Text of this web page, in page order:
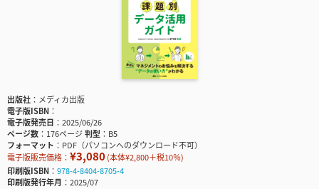
出版社
メディカ出版
電子版ISBN
電子版発売日
2025/06/26
ページ数
176ページ判型
B5
フォーマット
PDF（パソコンへのダウンロード不可）
電子版販売価格： ¥3,080(本体¥2,800＋税10％)
印刷版ISBN
978-4-8404-8705-4
印刷版発行年月
2025/07